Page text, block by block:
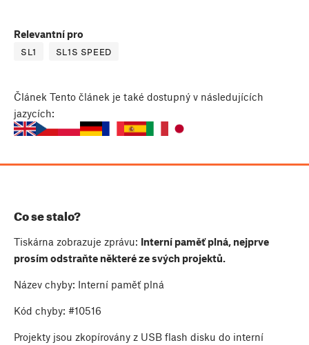
Relevantní pro
SL1 SL1S SPEED
Článek Tento článek je také dostupný v následujících
jazycích:
Co se stalo?
Tiskárna zobrazuje zprávu: Interní paměť plná, nejprve
prosím odstraňte některé ze svých projektů.
Název chyby: Interní paměť plná
Kód chyby: #10516
Projekty jsou zkopírovány z USB flash disku do interní